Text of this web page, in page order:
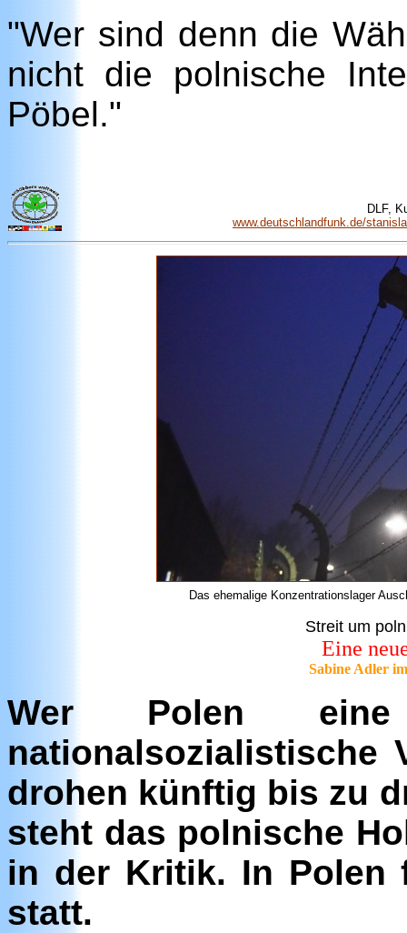
"Wer sind denn die
nicht die polnische
Pöbel."
DLF,
www.deutschlandfunk.de/
Das ehemalige Konzentrationslager
Streit um
Eine
Sabine Adler
Wer Polen eine
nationalsozialistische
drohen künftig bis zu
steht das polnische
in der Kritik. In Polen
statt.